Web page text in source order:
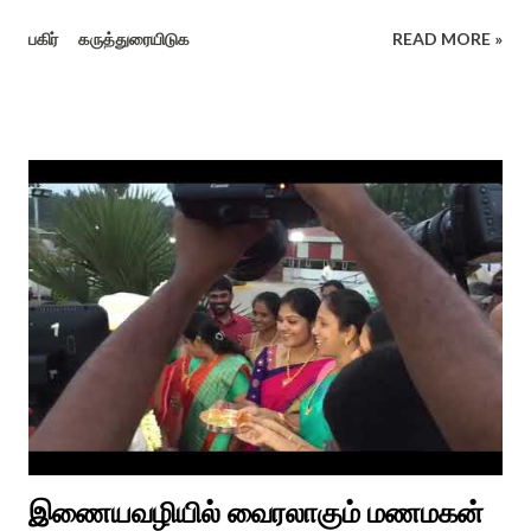
பொங்கல் விழாவை விவரிக்கிறார். நற்றிணை, குறுந்தொகை,
சங்க இலக்கியங்களுக்கு பின் காலகட்டத்திலும் 'புதுக்கலத்து எழுந்த
தீம்பால் பொங்கல்' என சிறப்பிக்கும் சீவக சிந்தாமணி. காலங்கள்
தோறும் தமிழர்களின் வாழ்வியல் அங்கமாக உள்ள பொங்கல் விழாவில்
தமிழர்கள் சொந்த பிள்ளைகளைப் போல கால்நடைகளை வளர்த்துப்
போற்றி உடன் விளையாடி மகிழ்வதும் இயற்கையுடன் இணைந்த
இயந்திரம் இல்லாத கால வாழ்க்கை முறையாகும். தொடர்ந்து உற்றார்
உறவுகளைக் கண்டு மகிழும் காணும் பொங்கல் இயற்கை, வாழ்வியல்
முறை, உறவுகள் சார்ந்த உயிர்ப்பான ...
பகிர் கருத்துரையிடுக READ MORE »
இணையவழியில் வைரலாகும் மணமகன்